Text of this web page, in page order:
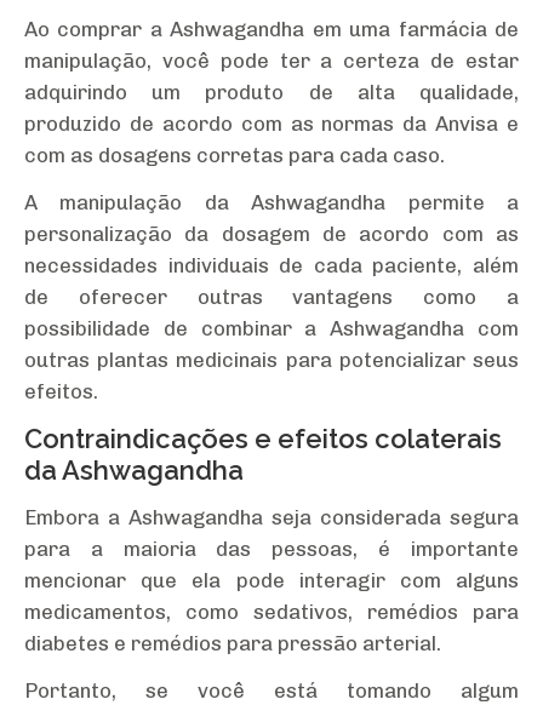
Ao comprar a Ashwagandha em uma farmácia de
manipulação, você pode ter a certeza de estar
adquirindo um produto de alta qualidade,
produzido de acordo com as normas da Anvisa e
com as dosagens corretas para cada caso.
A manipulação da Ashwagandha permite a
personalização da dosagem de acordo com as
necessidades individuais de cada paciente, além
de oferecer outras vantagens como a
possibilidade de combinar a Ashwagandha com
outras plantas medicinais para potencializar seus
efeitos.
Contraindicações e efeitos colaterais
da Ashwagandha
Embora a Ashwagandha seja considerada segura
para a maioria das pessoas, é importante
mencionar que ela pode interagir com alguns
medicamentos, como sedativos, remédios para
diabetes e remédios para pressão arterial.
Portanto, se você está tomando algum